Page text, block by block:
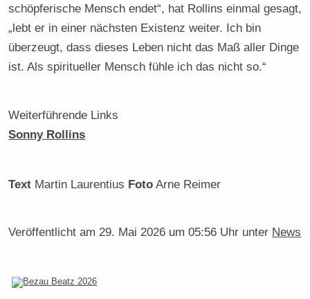
schöpferische Mensch endet“, hat Rollins einmal gesagt,
„lebt er in einer nächsten Existenz weiter. Ich bin
überzeugt, dass dieses Leben nicht das Maß aller Dinge
ist. Als spiritueller Mensch fühle ich das nicht so.“
Weiterführende Links
Sonny Rollins
Text Martin Laurentius Foto Arne Reimer
Veröffentlicht am 29. Mai 2026 um 05:56 Uhr unter News